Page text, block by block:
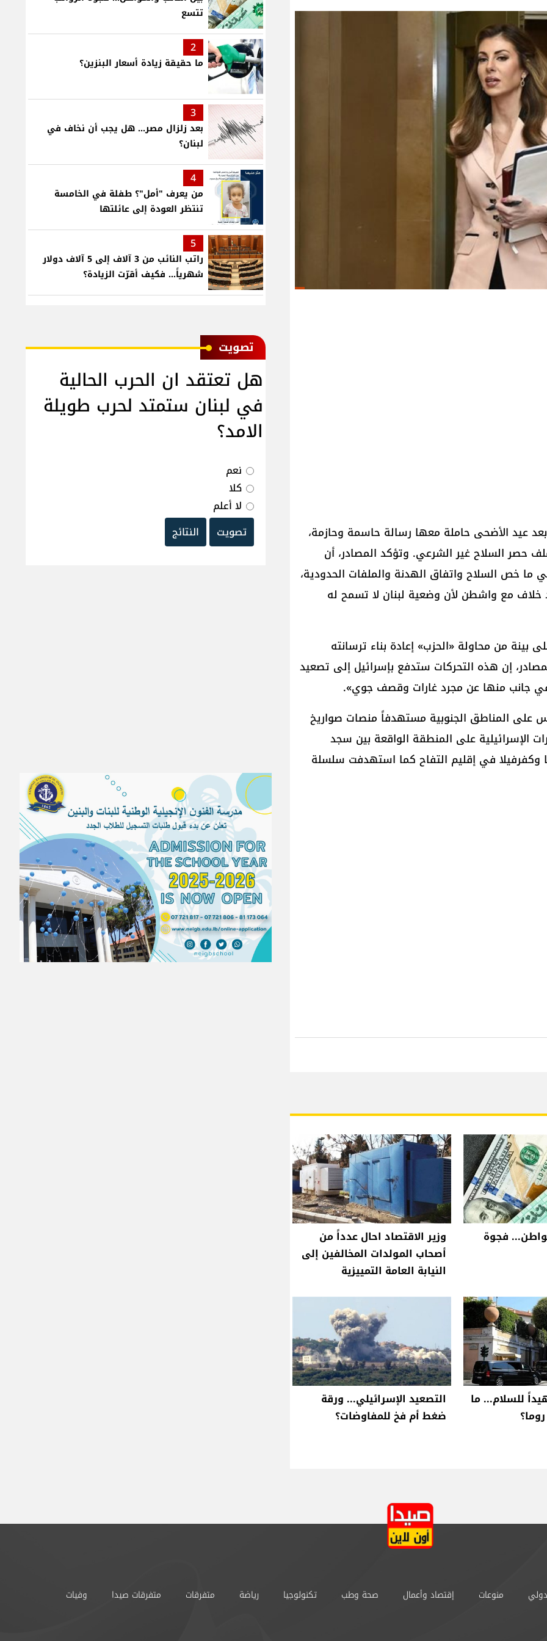
عيد الأضحى حاملة معها رسالة حاسمة وحازمة،
حصر السلاح غير الشرعي. وتؤكد المصادر، أن
خص السلاح واتفاق الهدنة والملفات الحدودية،
مع واشطن لأن وضعية لبنان لا تسمح له
بينة من محاولة «الحزب» إعادة بناء ترسانته
إن هذه التحركات ستدفع بإسرائيل إلى تصعيد
في جانب منها عن مجرد غارات وقصف جوي».
على المناطق الجنوبية مستهدفاً منصات صواريخ
الإسرائيلية على المنطقة الواقعة بين سجد
وكفرفيلا في إقليم التفاح كما استهدفت سلسلة
فجوة
وزير الاقتصاد احال عدداً من
أصحاب المولدات المخالفين إلى
النيابة العامة التمييزية
للسلام... ما
التصعيد الإسرائيلي... ورقة
ضغط أم فخ للمفاوضات؟
تتسع
2
ما حقيقة زيادة أسعار البنزين؟
3
بعد زلزال مصر... هل يجب أن نخاف في
لبنان؟
4
من يعرف "أمل"؟ طفلة في الخامسة
تنتظر العودة إلى عائلتها
5
راتب النائب من 3 آلاف إلى 5 آلاف دولار
شهرياً... فكيف أقرّت الزيادة؟
ﺗﺼﻮﻳﺖ
هل تعتقد ان الحرب الحالية
في لبنان ستمتد لحرب طويلة
الامد؟
نعم
كلا
لا أعلم
تصويت
النتائج
منوعات إقتصاد وأعمال صحة وطب تكنولوجيا رياضة متفرقات متفرقات صيدا وفيات